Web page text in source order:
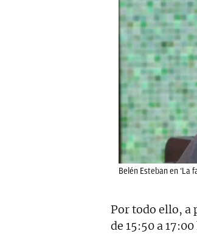
Belén Esteban en ‘La
Por todo ello, a
de 15:50 a